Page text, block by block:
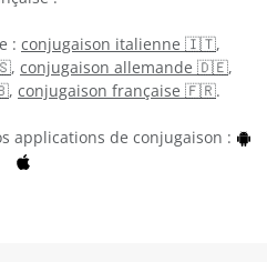
: conjugaison italienne 🇮🇹,
, conjugaison allemande 🇩🇪,
, conjugaison française 🇫🇷.
applications de conjugaison :